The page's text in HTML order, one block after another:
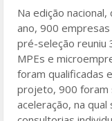
Na edição
ano, 900
pré-seleção reuniu
MPEs e
foram qualificadas
projeto, 900 foram
aceleração, na